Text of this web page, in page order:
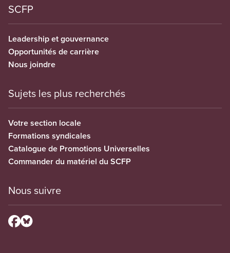
SCFP
Leadership et gouvernance
Opportunités de carrière
Nous joindre
Sujets les plus recherchés
Votre section locale
Formations syndicales
Catalogue de Promotions Universelles
Commander du matériel du SCFP
Nous suivre